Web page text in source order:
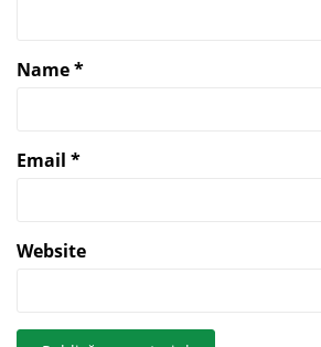
Name*
Email *
Website